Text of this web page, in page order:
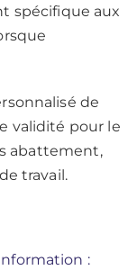
spécifique aux
de
validité pour le
abattement,
travail.
: